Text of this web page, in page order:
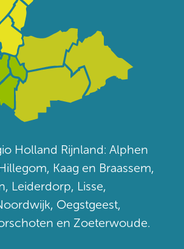
Holland Rijnland: Alphen
Kaag en Braassem,
Leiderdorp, Lisse,
Oegstgeest,
en Zoeterwoude.